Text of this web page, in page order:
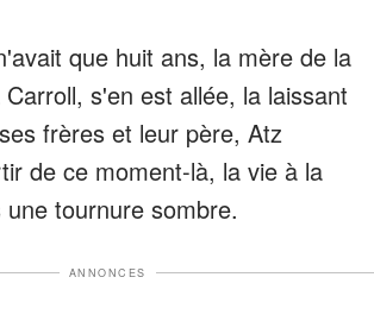
que huit ans, la mère de la
s'en est allée, la laissant
frères et leur père, Atz
de ce moment-là, la vie à la
tournure sombre.
ANNONCES